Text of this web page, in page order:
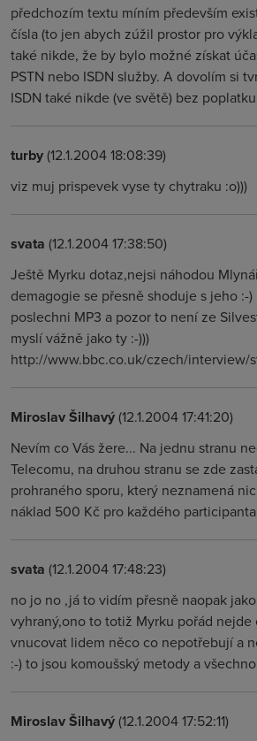
předchozím textu míním především
čísla (to jen abych zúžil prostor pro
také nikde, že by bylo možné získat
PSTN nebo ISDN služby. A dovolím si
ISDN také nikde (ve světě) bez
turby(12.1.2004 18:08:39)
viz muj prispevek vyse ty chytraku :o)))
svata (12.1.2004 17:38:50)
Ještě Myrku dotaz,nejsi náhodou
demagogie se přesně shoduje s jeho :-
poslechni MP3 a pozor to není ze
myslí vážně jako ty :-)))
http://www.bbc.co.uk/czech/interview/
Miroslav Šilhavý(12.1.2004 17:41:20)
Nevím co Vás žere... Na jednu stranu
Telecomu, na druhou stranu se zde
prohraného sporu, který neznamená
náklad 500 Kč pro každého
svata (12.1.2004 17:48:23)
no jo no ,já to vidím přesně naopak
vyhraný,ono to totiž Myrku pořád nejde
vnucovat lidem něco co nepotřebují a
:-) to jsou komoušský metody a
Miroslav Šilhavý(12.1.2004 17:52:11)